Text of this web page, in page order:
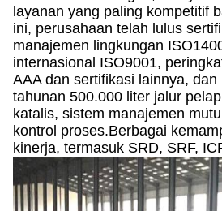
layanan yang paling kompetitif
ini, perusahaan telah lulus
manajemen lingkungan
internasional ISO9001,
AAA dan sertifikasi lainnya,
tahunan 500.000 liter jalur
katalis, sistem manajemen
kontrol proses.Berbagai
kinerja, termasuk SRD, SRF,